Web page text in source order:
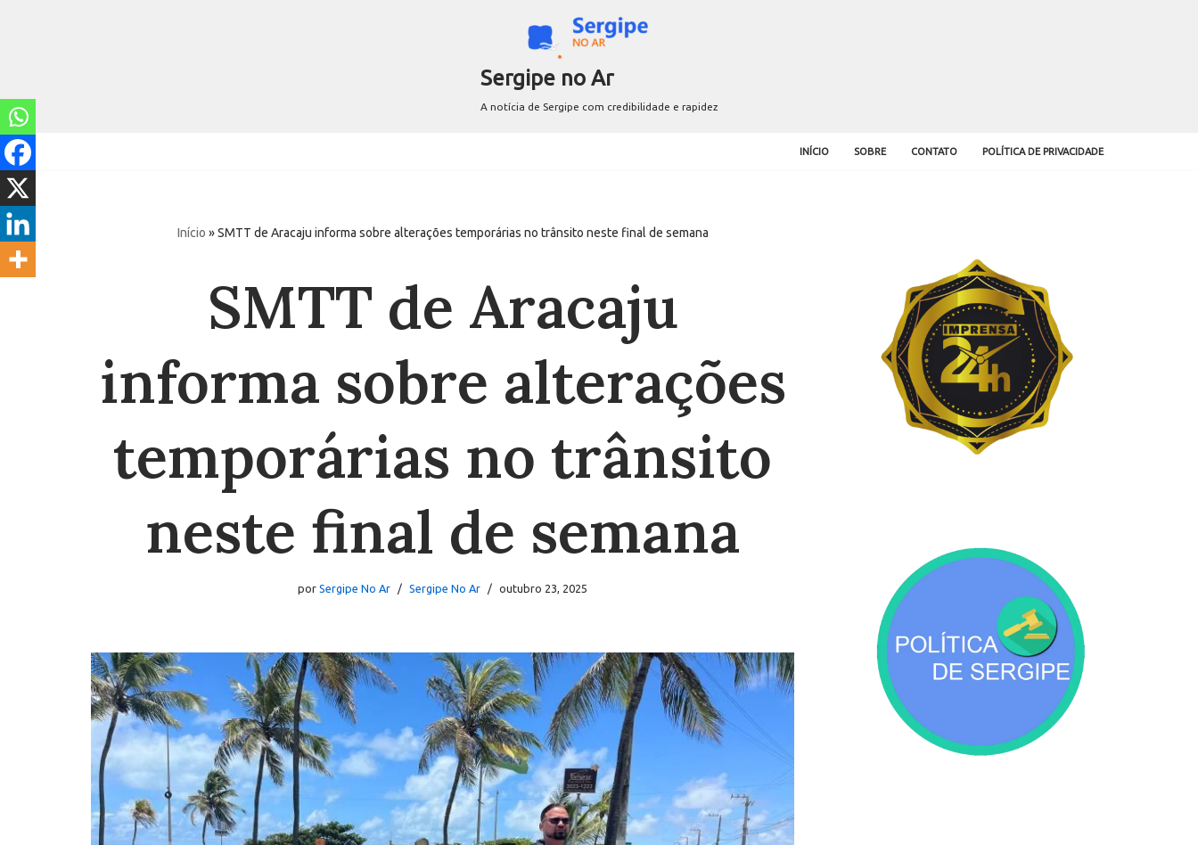
conteúdo
Sergipe no Ar
A notícia de Sergipe com credibilidade e rapidez
INÍCIO SOBRE CONTATO POLÍTICA DE PRIVACIDADE
Início »SMTT de Aracaju informa sobre alterações temporárias no trânsito neste final de semana
SMTT de Aracaju
informa sobre alterações
temporárias no trânsito
neste final de semana
por Sergipe No Ar Sergipe No Ar outubro 23, 2025